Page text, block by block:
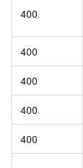
400
400
400
400
400